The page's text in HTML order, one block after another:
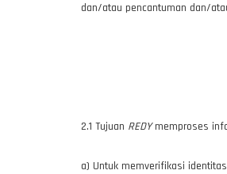
dan/atau pencantuman dan/
2.1 Tujuan REDYmemproses
a) Untuk memverifikasi